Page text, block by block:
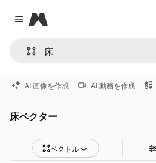
Close menu
Magnific
AI 画像を作成 AI 動画を作成
床ベクター
ベクトル